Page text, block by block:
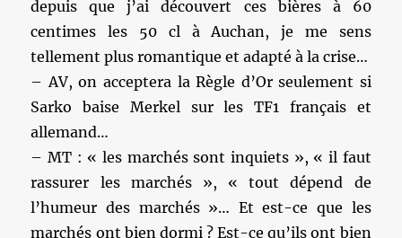
depuis que j’ai découvert ces bières à 60
centimes les 50 cl à Auchan, je me sens
tellement plus romantique et adapté à la crise…
– AV, on acceptera la Règle d’Or seulement si
Sarko baise Merkel sur les TF1 français et
allemand…
– MT : « les marchés sont inquiets », « il faut
rassurer les marchés », « tout dépend de
l’humeur des marchés »… Et est-ce que les
marchés ont bien dormi ? Est-ce qu’ils ont bien